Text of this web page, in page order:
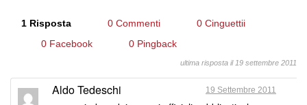
1 Risposta 0 Commenti
0 Cinguettii
0 Facebook
0 Pingback
ultima risposta il 19 settembre 2011
Aldo Tedeschi 19 Settembre 2011